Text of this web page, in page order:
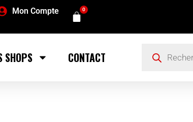
Mon Compte 0
SHOPS CONTACT